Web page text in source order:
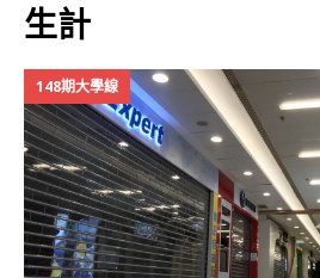
生計
148期大學線